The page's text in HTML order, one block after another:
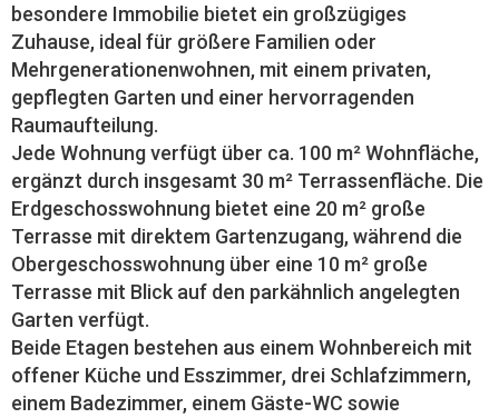
besondere Immobilie bietet ein großzügiges
Zuhause, ideal für größere Familien oder
Mehrgenerationenwohnen, mit einem privaten,
gepflegten Garten und einer hervorragenden
Raumaufteilung.
Jede Wohnung verfügt über ca. 100 m² Wohnfläche,
ergänzt durch insgesamt 30 m² Terrassenfläche. Die
Erdgeschosswohnung bietet eine 20 m² große
Terrasse mit direktem Gartenzugang, während die
Obergeschosswohnung über eine 10 m² große
Terrasse mit Blick auf den parkähnlich angelegten
Garten verfügt.
Beide Etagen bestehen aus einem Wohnbereich mit
offener Küche und Esszimmer, drei Schlafzimmern,
einem Badezimmer, einem Gäste-WC sowie